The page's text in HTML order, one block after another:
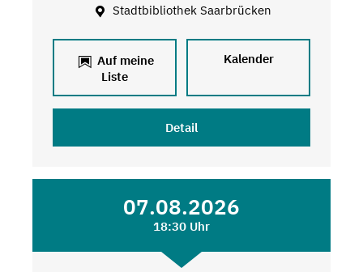
Stadtbibliothek Saarbrücken
Auf meine
Liste
Kalender
Detail
07.08.2026
18:30 Uhr